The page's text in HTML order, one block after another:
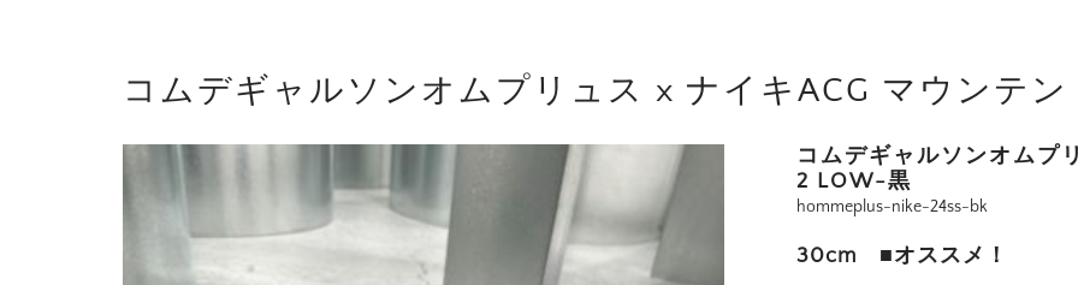
コムデギャルソンオムプリュス x ナイキACG マウンテ
コムデギャルソンオムプ
2 LOW-黒
hommeplus-nike-24ss-bk
30cm ■オススメ！